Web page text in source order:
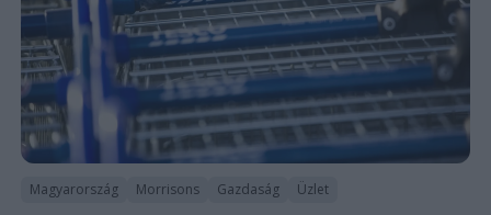
Magyarország Morrisons Gazdaság Üzlet